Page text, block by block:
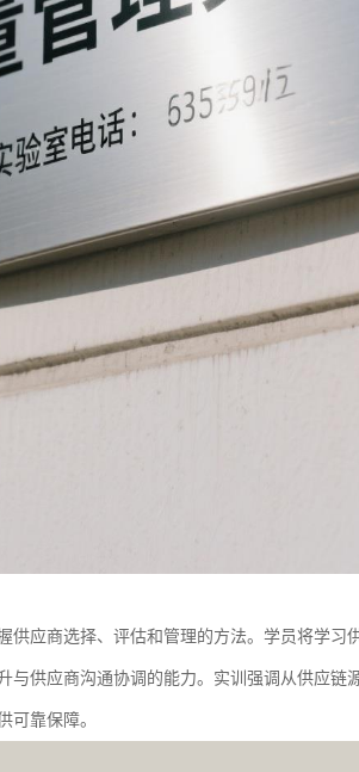
供应商选择、评估和管理的方法。学员将学习
供应商沟通协调的能力。实训强调从供应链
可靠保障。